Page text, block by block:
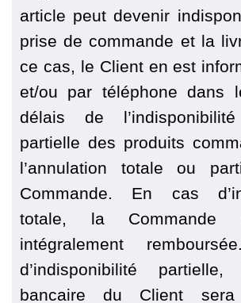
article peut devenir
prise de commande et la
ce cas, le Client en est
et/ou par téléphone dans
délais de
partielle des produits
l’annulation totale ou
Commande. En cas
totale, la Commande
intégralement
d’indisponibilité
bancaire du Client